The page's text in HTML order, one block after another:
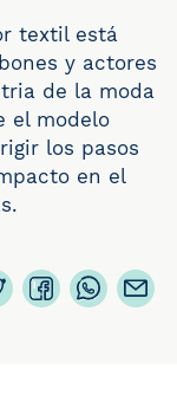
textil está
y actores
de la moda
el modelo
los pasos
en el